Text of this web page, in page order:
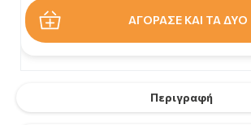
Περιγραφή
ΑΓΟΡΑΣΕ ΚΑΙ ΤΑ ΔΥΟ